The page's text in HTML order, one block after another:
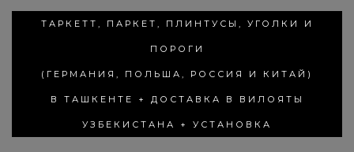
ТАРКЕТТ, ПАРКЕТ, ПЛИНТУСЫ, УГОЛКИ И
ПОРОГИ
(ГЕРМАНИЯ, ПОЛЬША, РОССИЯ И КИТАЙ)
В ТАШКЕНТЕ + ДОСТАВКА В ВИЛОЯТЫ
УЗБЕКИСТАНА + УСТАНОВКА